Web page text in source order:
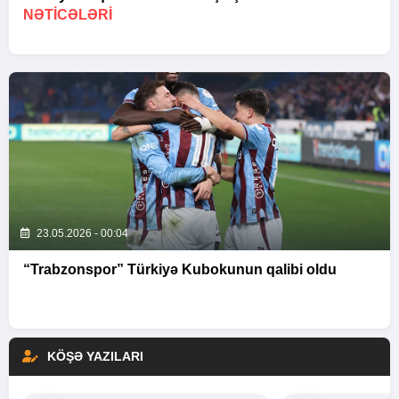
NƏTİCƏLƏRİ
23.05.2026 - 00:04
“Trabzonspor” Türkiyə Kubokunun qalibi oldu
KÖŞƏ YAZILARI